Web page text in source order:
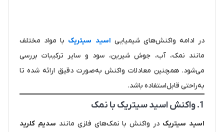
در ادامه واکنش‌های شیمیایی اسید سیتریک با مواد مختلف
مانند نمک، آب، جوش شیرین، سود و سایر ترکیبات بررسی
می‌شود. همچنین معادلات واکنش به‌صورت دقیق ارائه شده تا
به‌راحتی قابل‌استفاده باشد.
1. واکنش اسید سیتریک با نمک
اسید سیتریک در واکنش با نمک‌های فلزی مانند سدیم کلرید